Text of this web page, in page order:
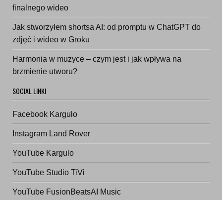
finalnego wideo
Jak stworzyłem shortsa AI: od promptu w ChatGPT do
zdjęć i wideo w Groku
Harmonia w muzyce – czym jest i jak wpływa na
brzmienie utworu?
SOCIAL LINKI
Facebook Kargulo
Instagram Land Rover
YouTube Kargulo
YouTube Studio TiVi
YouTube FusionBeatsAI Music